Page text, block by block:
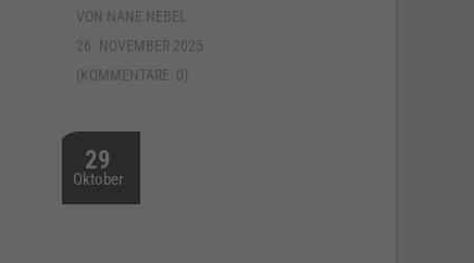
VON NANE NEBEL
26. NOVEMBER 2025
(KOMMENTARE: 0)
29
Oktober